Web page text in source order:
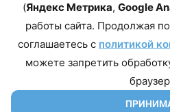
Главный редактор сетевого
Контакты редакции: 8(988)-292-94-
Республика Дагестан, г.
права защищены. Копирование и
запрещено, частичное цитирование
(Яндекс Метрика, Google
работы сайта. Продолжая
соглашаетесь с политикой
можете запретить